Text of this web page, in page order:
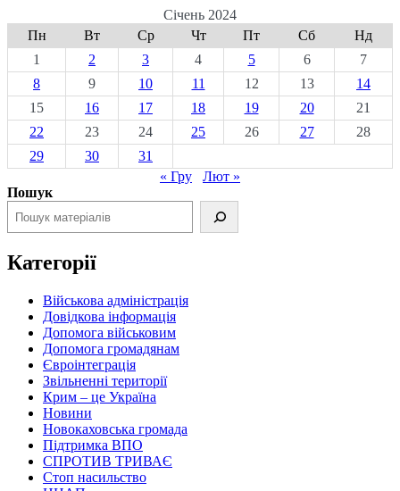
Січень 2024
Пн
Вт Ср Чт Пт Сб
Нд
1
2 3 4 5 6
7
8
9 10 11 12 13
14
15
16 17 18 19 20
21
22
23 24 25 26 27
28
29
30
31
« Гру
Лют »
Пошук
Категорії
Військова адміністрація
Довідкова інформація
Допомога військовим
Допомога громадянам
Євроінтеграція
Звільненні території
Крим – це Україна
Новини
Новокаховська громада
Підтримка ВПО
СПРОТИВ ТРИВАЄ
Стоп насильство